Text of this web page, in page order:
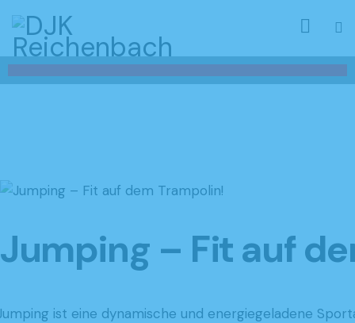
Jumping – Fit auf
ist eine dynamische und energiegeladene